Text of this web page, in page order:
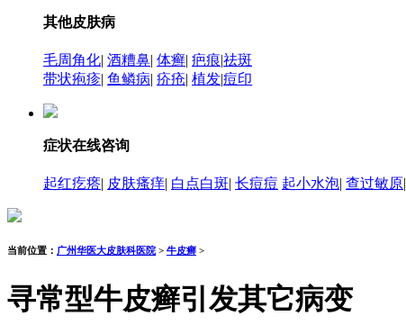
其他皮肤病
毛周角化| 酒糟鼻| 体癣| 疤痕|祛斑
带状疱疹| 鱼鳞病| 疥疮| 植发|痘印
症状在线咨询
起红疙瘩| 皮肤瘙痒| 白点白斑| 长痘痘 起小水泡| 查过敏原|
当前位置： 广州华医大皮肤科医院 > 牛皮癣 >
寻常型牛皮癣引发其它病变